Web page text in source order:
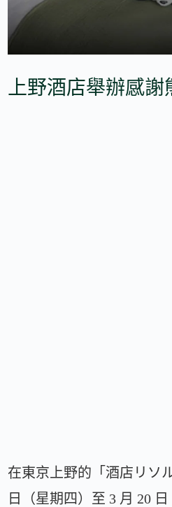
上野酒店舉辦感
在東京上野的「酒店リソ
日（星期四）至 3 月 20